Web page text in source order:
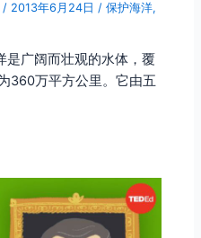
/ 2013年6月24日/保护海洋,
是广阔而壮观的水体，覆
360万平方公里。它由五